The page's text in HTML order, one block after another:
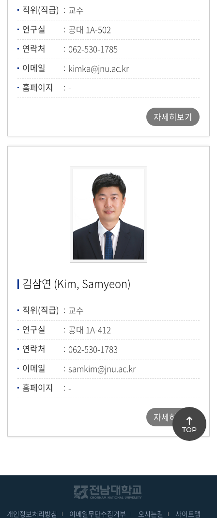
직위(직급)
교수
연구실
공대 1A-502
연락처
062-530-1785
이메일
kimka@jnu.ac.kr
홈페이지
-
자세히보기
김삼연 (Kim, Samyeon)
직위(직급)
교수
연구실
공대 1A-412
연락처
062-530-1783
이메일
samkim@jnu.ac.kr
홈페이지
-
자세히보기
개인정보처리방침 이메일무단수집거부 오시는길 사이트맵
TOP